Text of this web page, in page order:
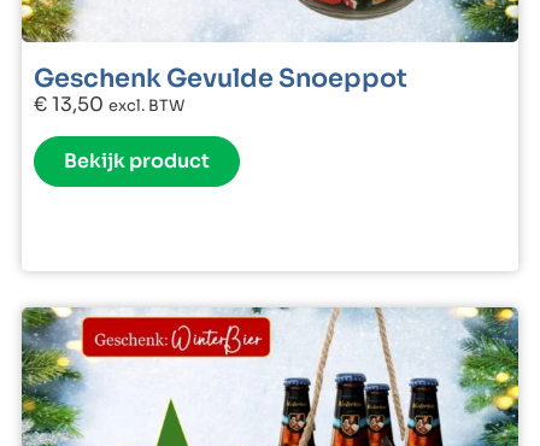
Geschenk Gevulde Snoeppot
€13,50 excl. BTW
Bekijk product